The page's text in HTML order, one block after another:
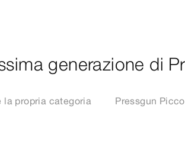
generazione di
la propria categoria Pressgun